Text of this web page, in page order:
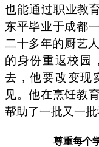
也能通过职业教
东平毕业于成都
二十多年的厨艺
的身份重返校园
去，他要改变现
见。他在烹饪教
帮助了一批又一批
尊重每个